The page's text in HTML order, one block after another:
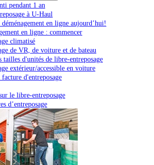
pendant 1 an
à U-Haul
en ligne aujourd’hui!
en ligne : commencer
climatisé
de VR, de voiture et de bateau
tailles d'unités de libre-entreposage
extérieur/accessible en voiture
d'entreposage
le libre-entreposage
d’entreposage